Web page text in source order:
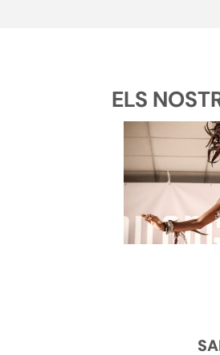
ELS